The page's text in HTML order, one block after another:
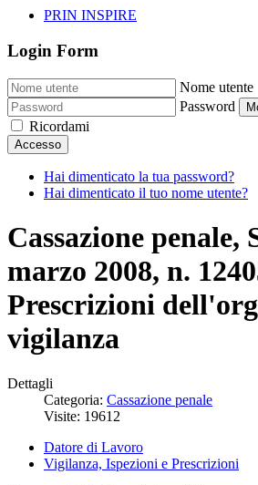
PRIN INSPIRE
Login Form
Nome utente
Password
Ricordami
Accesso
Hai dimenticato la tua password?
Hai dimenticato il tuo nome utente?
Cassazione penale,
marzo 2008, n.
Prescrizioni
vigilanza
Dettagli
Categoria: Cassazione penale
Visite: 19612
Datore di Lavoro
Vigilanza, Ispezioni e Prescrizioni